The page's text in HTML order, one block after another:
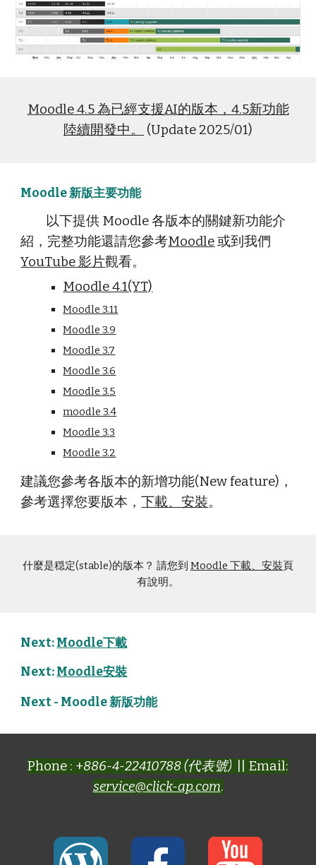
Moodle 4.5 為已經支援AI的版本，4.5新功能
陸續開發中。
(Update 2025/01)
Moodle 新版主要功能
以下提供 Moodle 各版本的關鍵新功能介
紹，完整功能還請您參考Moodle或到我們
YouTube 影片觀看。
Moodle 4.1(YT)
Moodle 3.11
Moodle 3.9
Moodle 3.7
Moodle 3.6
Moodle 3.5
moodle 3.4
Moodle 3.3
Moodle 3.2
建議您參考各版本的新增功能(New feature)，
參考選擇您要版本，下載、安裝。
什麼是穏定(stable)的版本？ 請您到 Moodle 下載、安裝頁
有說明。
Next:Moodle下載
Next:Moodle安裝
Next - Moodle 新版功能
Phone : +886-4-22410788 (代表號) || Email:
service@click-ap.com.